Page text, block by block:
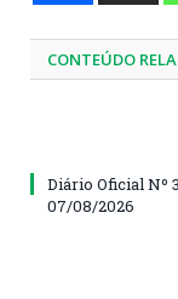
CONTEÚDO
Diário Oficial Nº
07/08/2026